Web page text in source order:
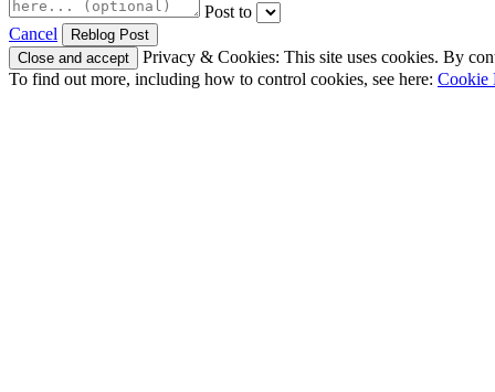
Post to
Cancel
Privacy & Cookies: This site uses cookies. By
To find out more, including how to control cookies, see here: Cookie